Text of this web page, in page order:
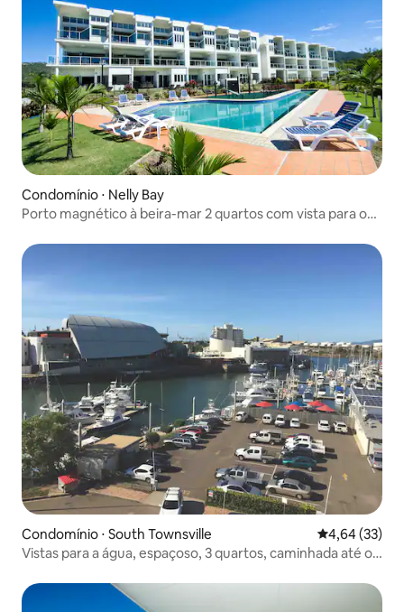
Condomínio ⋅ Nelly Bay
Porto magnético à beira-mar 2 quartos com vista para o
Condomínio ⋅ South Townsville 4,64 de uma
4,64 (33)
Vistas para a água, espaçoso, 3 quartos, caminhada até o